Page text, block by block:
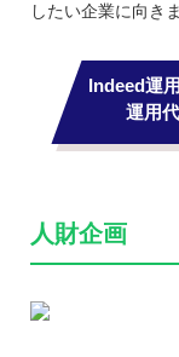
したい企業に向きま
Indeed運
運用
人財企画